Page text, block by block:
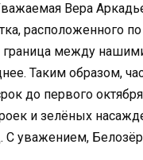
Вера
расположенного
между
Таким образом,
до первого
и зелёных
С уважением,